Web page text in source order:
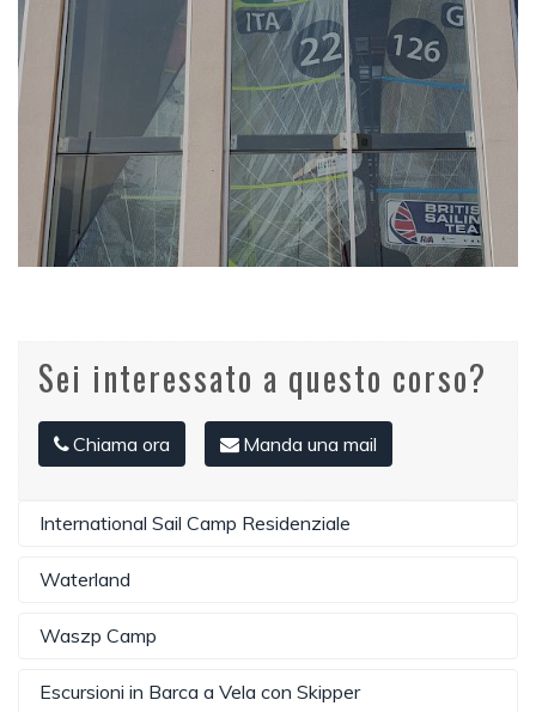
Sei interessato a questo corso?
Chiama ora Manda una mail
International Sail Camp Residenziale
Waterland
Waszp Camp
Escursioni in Barca a Vela con Skipper